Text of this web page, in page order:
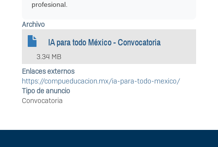
profesional.
Archivo
IA para todo México - Convocatoria
3.34 MB
Enlaces externos
https://compueducacion.mx/ia-para-todo-mexico/
Tipo de anuncio
Convocatoria